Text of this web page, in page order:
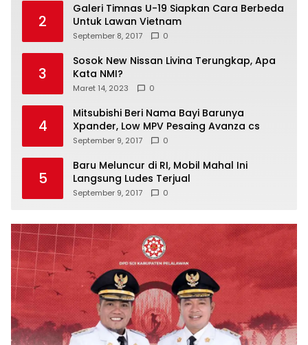
2
Galeri Timnas U-19 Siapkan Cara Berbeda
Untuk Lawan Vietnam
September 8, 2017 0
3
Sosok New Nissan Livina Terungkap, Apa
Kata NMI?
Maret 14, 2023 0
4
Mitsubishi Beri Nama Bayi Barunya
Xpander, Low MPV Pesaing Avanza cs
September 9, 2017 0
5
Baru Meluncur di RI, Mobil Mahal Ini
Langsung Ludes Terjual
September 9, 2017 0